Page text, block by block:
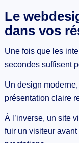
Le
dans vos
Une fois que les
secondes suffisent
Un design
présentation claire
À l’inverse, un site
fuir un visiteur